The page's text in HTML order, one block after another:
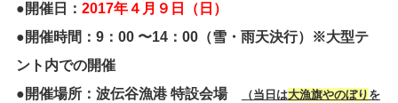
●開催日： 2017年４月９ 日（日）
●開催時間：9：00 〜14：00（雪・雨天決行）※大型テ
ント内での開催
●開催場所：波伝谷漁港 特設会場
（当日は大漁旗やのぼり を